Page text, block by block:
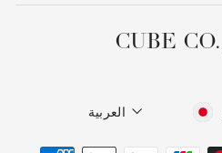
CUBE
لغة
العربية